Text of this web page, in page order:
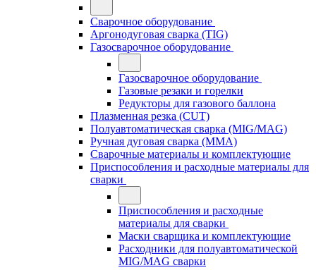
Сварочное оборудование
Аргонодуговая сварка (TIG)
Газосварочное оборудование
Газосварочное оборудование
Газовые резаки и горелки
Редукторы для газового баллона
Плазменная резка (CUT)
Полуавтоматическая сварка (MIG/MAG)
Ручная дуговая сварка (MMA)
Сварочные материалы и комплектующие
Приспособления и расходные материалы для
сварки
Приспособления и расходные
материалы для сварки
Маски сварщика и комплектующие
Расходники для полуавтоматической
MIG/MAG сварки